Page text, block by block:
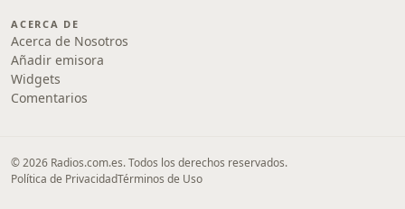
ACERCA DE
Acerca de Nosotros
Añadir emisora
Widgets
Comentarios
© 2026 Radios.com.es. Todos los derechos reservados.
Política de PrivacidadTérminos de Uso